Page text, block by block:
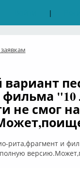
|
"10
не смог
рита,фрагмент и
полную